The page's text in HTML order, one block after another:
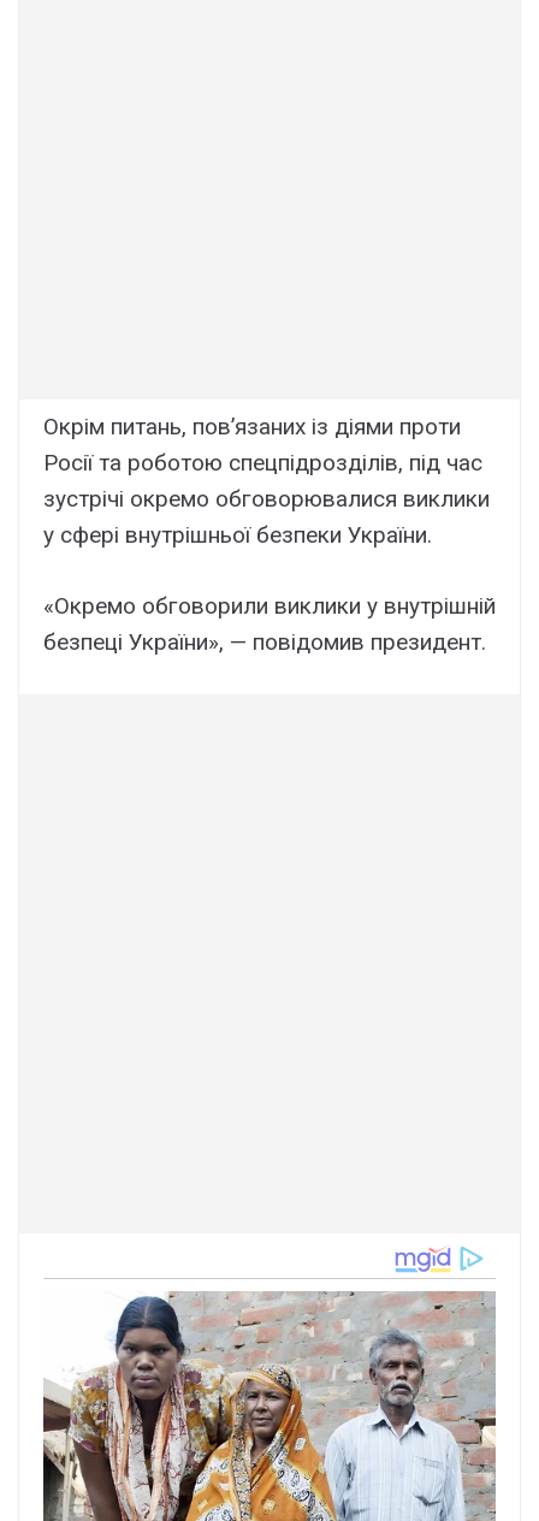
Окрім питань, пов’язаних із діями проти
Росії та роботою спецпідрозділів, під час
зустрічі окремо обговорювалися виклики
у сфері внутрішньої безпеки України.
«Окремо обговорили виклики у внутрішній
безпеці України», — повідомив президент.